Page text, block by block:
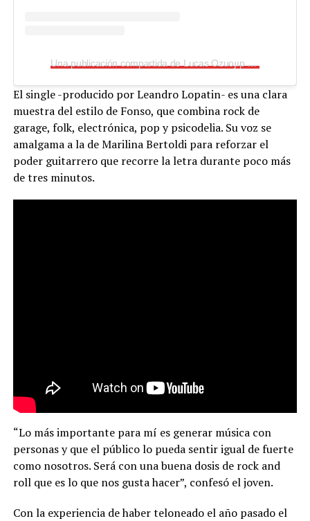
Una publicación compartida de Lucas Ozuoɟıp (@fonsofonsi)
El single -producido por Leandro Lopatin- es una clara
muestra del estilo de Fonso, que combina rock de
garage, folk, electrónica, pop y psicodelia. Su voz se
amalgama a la de Marilina Bertoldi para reforzar el
poder guitarrero que recorre la letra durante poco más
de tres minutos.
“Lo más importante para mí es generar música con
personas y que el público lo pueda sentir igual de fuerte
como nosotros. Será con una buena dosis de rock and
roll que es lo que nos gusta hacer”, confesó el joven.
Con la experiencia de haber teloneado el año pasado el